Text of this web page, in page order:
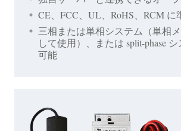
CE、FCC、UL、RoHS、RCM に
三相または単相システム（単相
して使用）、または split-phase
可能